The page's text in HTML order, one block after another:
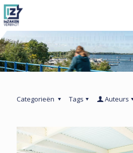
Categorieën Tags Auteurs